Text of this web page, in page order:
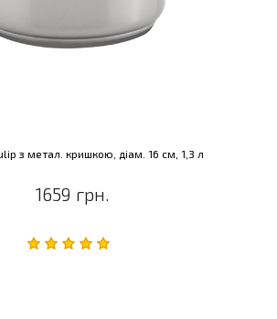
з метал. кришкою, діам. 16 см, 1,3 л
1659 грн.